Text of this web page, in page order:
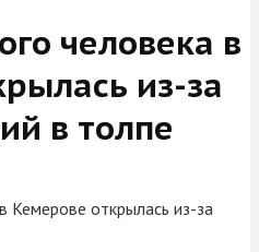
человека в
из-за
в толпе